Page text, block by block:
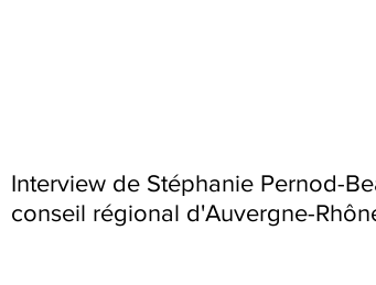
Interview de Stéphanie Pernod-
conseil régional d'Auvergne-